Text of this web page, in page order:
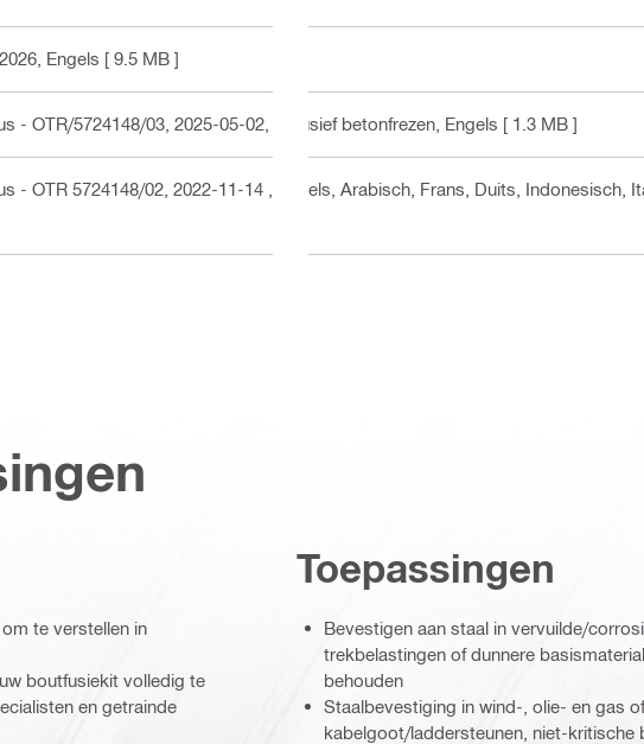
, Engels [ 9.5 MB ]
- OTR/5724148/03, 2025-05-02, inclusief betonfrezen , Engels [ 1.3 MB ]
- OTR 5724148/02, 2022-11-14
, Engels, Arabisch, Frans, Duits, Indonesisch,
te verstellen in
boutfusiekit volledig te
en getrainde
Toepassingen
Bevestigen aan staal in vervuilde/
trekbelastingen of dunnere
behouden
Staalbevestiging in wind-, olie- en gas
kabelgoot/laddersteunen, niet-kritische